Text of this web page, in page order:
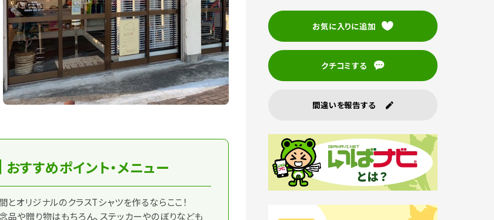
おすすめポイント・メニュー
とオリジナルのクラスTシャツを作るならここ！
品や贈り物はもちろん､ステッカーやのぼりなども
お気に入りに追加
クチコミする
間違いを報告する